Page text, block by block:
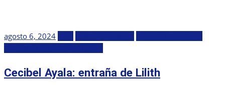
Publicada
agosto 6, 2024
Cecibel Ayala: entraña de Lilith